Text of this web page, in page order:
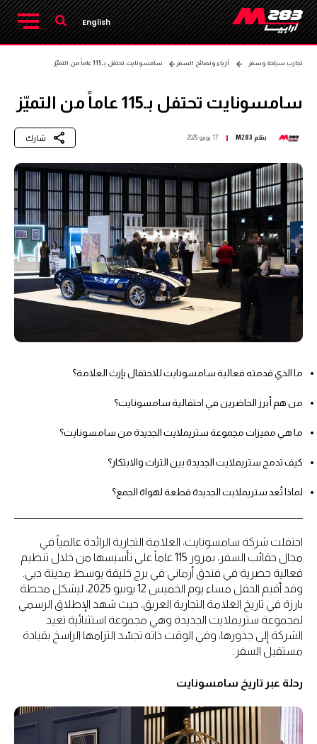
English
تجارب سياحة وسفر أزياء ونصائح السفر سامسونايت تحتفل بـ115 عاماً من التميّز
سامسونايت تحتفل بـ115 عاماً من التميّز
بقلم M283 17 يونيو 2025 شارك
ما الذي قدمته فعالية سامسونايت للاحتفال بإرث العلامة؟
من هم أبرز الحاضرين في احتفالية سامسونايت؟
ما هي مميزات مجموعة ستريملايت الجديدة من سامسونايت؟
كيف تدمج ستريملايت الجديدة بين التراث والابتكار؟
لماذا تُعد ستريملايت الجديدة قطعة لهواة الجمع؟
احتفلت شركة سامسونايت، العلامة التجارية الرائدة عالمياً في
مجال حقائب السفر، بمرور 115 عاماً على تأسيسها من خلال تنظيم
فعالية حصرية في فندق أرماني في برج خليفة بوسط مدينة دبي.
وقد أقيم الحفل مساء يوم الخميس 12 يونيو 2025، ليشكل محطة
بارزة في تاريخ العلامة التجارية العريق، حيث شهد الإطلاق الرسمي
لمجموعة ستريملايت الجديدة وهي مجموعة استثنائية تعيد
الشركة إلى جذورها، وفي الوقت ذاته تجسّد التزامها الراسخ بقيادة
مستقبل السفر.
رحلة عبر تاريخ سامسونايت